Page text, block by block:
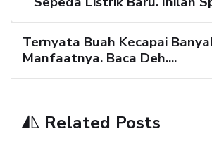
Ternyata Buah Kecapai
Manfaatnya. Baca Deh....
Related Posts